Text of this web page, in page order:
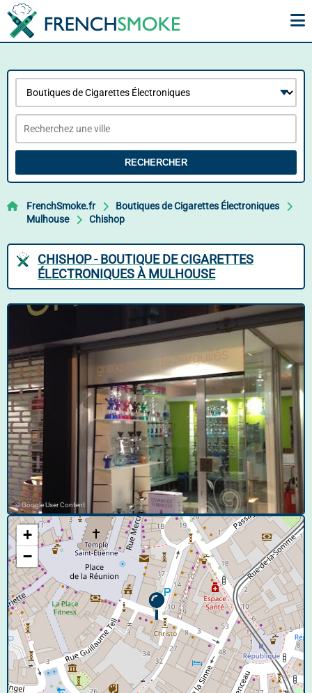
RECHERCHER
FrenchSmoke.fr
Boutiques de Cigarettes Électroniques
Mulhouse
Chishop
CHISHOP - BOUTIQUE DE CIGARETTES
ÉLECTRONIQUES À MULHOUSE
© Google User Content
+
−